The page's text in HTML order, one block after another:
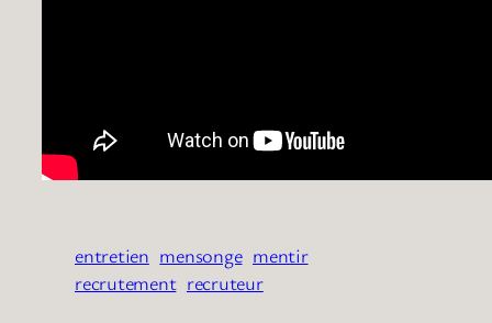
entretien mensonge mentir
recrutement recruteur